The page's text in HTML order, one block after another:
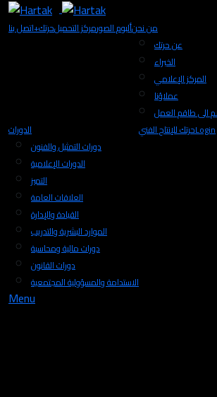
اتصل بنا +حرتكمركز التحميلألبوم الصورمن نحن
عن حرتك
الخبراء
المركز الإعلامي
عملاؤنا
الى طاقم العمل
الدورات
دورات التمثيل والفنون
الدورات الإعلامية
التميز
العلاقات العامة
القيادة والإدارة
الموارد البشرية والتدريب
دورات مالية ومحاسبة
دورات القانون
الاستدامة والمسؤولية المجتمعية
حرتك للإنتاج الفنيLogin
Menu